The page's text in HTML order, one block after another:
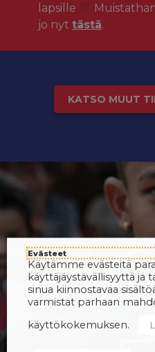
lapsille
jo nyt tästä.
KATSO MUUT
Evästeet
Käytämme evästeitä
käyttäjäystävällisyyttä ja
sinua kiinnostavaa
varmistat parhaan
käyttökokemuksen.